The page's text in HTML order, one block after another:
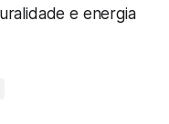
e energia